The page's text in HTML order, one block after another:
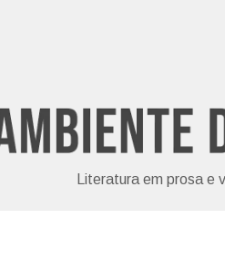
Literatura em prosa e